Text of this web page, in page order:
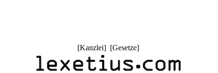
[Kanzlei] [Gesetze]